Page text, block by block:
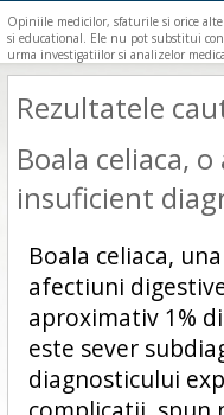
Opiniile medicilor, sfaturile si orice
si educational. Ele nu pot substitui
urma investigatiilor si analizelor
Rezultatele
Boala celiaca,
insuficient
Boala celiaca,
afectiuni
aproximativ 1%
este sever
diagnosticului